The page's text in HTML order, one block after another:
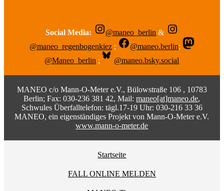
Social Media: @maneo_berlin &
@maneo_regenbogenkiez ; @maneo.berlin;
@Maneo_berlin ; @maneo.bsky.social
MANEO c/o Mann-O-Meter e.V., Bülowstraße 106 , 10783
Berlin; Fax: 030-236 381 42, Mail:maneo[at]maneo.de,
Schwules Überfalltelefon: tägl.17-19 Uhr: 030-216 33 36
MANEO, ein eigenständiges Projekt von Mann-O-Meter e.V.
www.mann-o-meter.de
Startseite
FALL ONLINE MELDEN